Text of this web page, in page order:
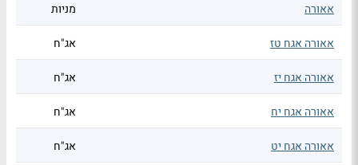
אאורה מניות
אאורה אגח טז אג"ח
אאורה אגח יז אג"ח
אאורה אגח יח אג"ח
אאורה אגח יט אג"ח